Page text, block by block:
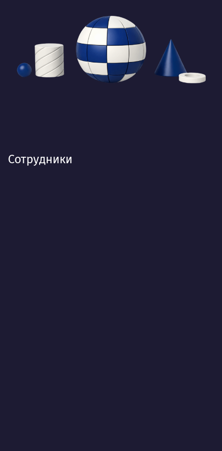
Сотрудники